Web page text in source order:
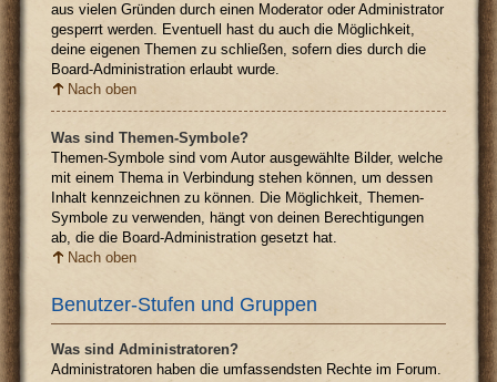
aus vielen Gründen durch einen Moderator oder Administrator
gesperrt werden. Eventuell hast du auch die Möglichkeit,
deine eigenen Themen zu schließen, sofern dies durch die
Board-Administration erlaubt wurde.
Nach oben
Was sind Themen-Symbole?
Themen-Symbole sind vom Autor ausgewählte Bilder, welche
mit einem Thema in Verbindung stehen können, um dessen
Inhalt kennzeichnen zu können. Die Möglichkeit, Themen-
Symbole zu verwenden, hängt von deinen Berechtigungen
ab, die die Board-Administration gesetzt hat.
Nach oben
Benutzer-Stufen und Gruppen
Was sind Administratoren?
Administratoren haben die umfassendsten Rechte im Forum.